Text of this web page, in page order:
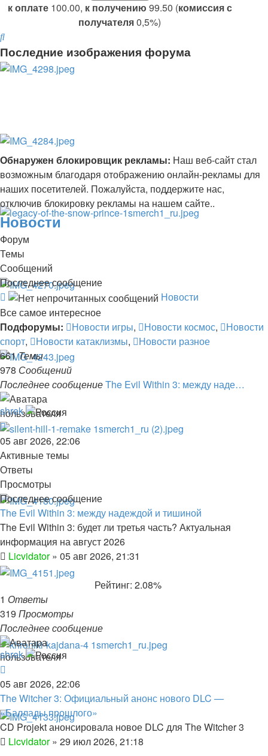
к оплате100.00, к получению 99.50 (комиссия с
получателя0,5%)
Поиск
Последние изображения форума
Обнаружен блокировщик рекламы: Наш веб-сайт стал
возможным благодаря отображению онлайн-рекламы для
наших посетителей. Пожалуйста, поддержите нас,
отключив блокировку рекламы на нашем сайте..
Новости
Форум
Темы
Сообщений
Последнее сообщение
Канал
-
Новости
Новости
Все самое интересное
Подфорумы:
Новости игры, Новости космос,
Новости
спорт, Новости катаклизмы,
Новости разное
661Темы
978 Сообщений
Последнее сообщениеThe Evil Within 3: между наде…
shrek
Перейти
к
последнему
сообщению
05 авг 2026, 22:06
Активные темы
Ответы
Просмотры
Последнее сообщение
The Evil Within 3: между надеждой и тишиной
The Evil Within 3: будет ли третья часть? Актуальная
информация на август 2026
Licvidator» 05 авг 2026, 21:31
Рейтинг: 2.08%
1 Ответы
319 Просмотры
Последнее сообщение
shrek
05 авг 2026, 22:06
The Witcher 3: Официальный анонс нового DLC —
«Баллады прошлого»
CD Projekt анонсировала новое DLC для The Witcher 3
Licvidator» 29 июл 2026, 21:18